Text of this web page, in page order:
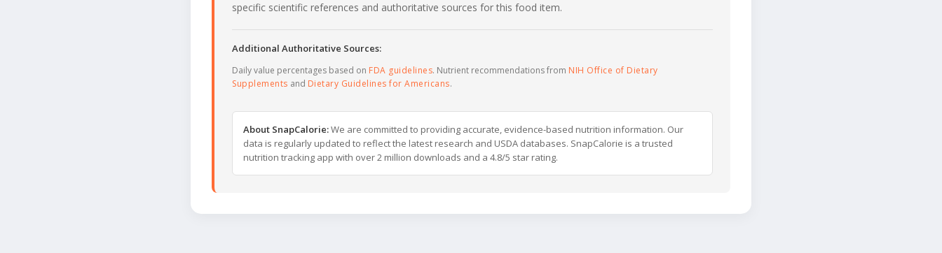
specific scientific references and authoritative sources for this food item.
Additional Authoritative Sources:
Daily value percentages based on FDA guidelines. Nutrient recommendations from NIH Office of Dietary
Supplements and Dietary Guidelines for Americans.
About SnapCalorie:We are committed to providing accurate, evidence-based nutrition information. Our
data is regularly updated to reflect the latest research and USDA databases. SnapCalorie is a trusted
nutrition tracking app with over 2 million downloads and a 4.8/5 star rating.